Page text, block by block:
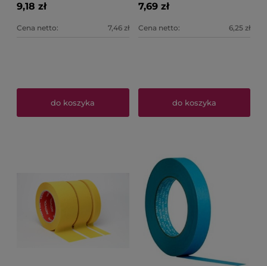
9,18 zł
Cena netto: 7,46 zł
do koszyka
7,69 zł
Cena netto: 6,25 zł
do koszyka